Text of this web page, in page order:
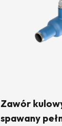
Zawór
spawany